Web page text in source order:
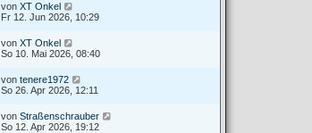
von XT Onkel
Fr 12. Jun 2026, 10:29
von XT Onkel
So 10. Mai 2026, 08:40
von tenere1972
So 26. Apr 2026, 12:11
von Straßenschrauber
So 12. Apr 2026, 19:12